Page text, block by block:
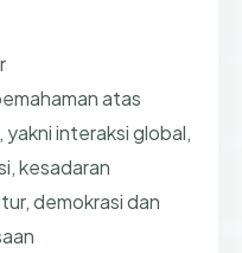
atas
interaksi global,
kesadaran
demokrasi dan